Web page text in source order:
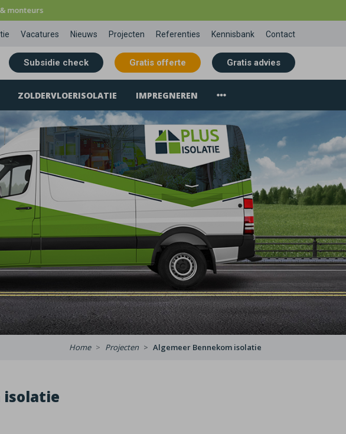
monteurs
Vacatures Nieuws Projecten Referenties Kennisbank Contact
Subsidie check Gratis offerte Gratis advies
ZOLDERVLOERISOLATIE IMPREGNEREN
Home Projecten Algemeer Bennekom isolatie
isolatie